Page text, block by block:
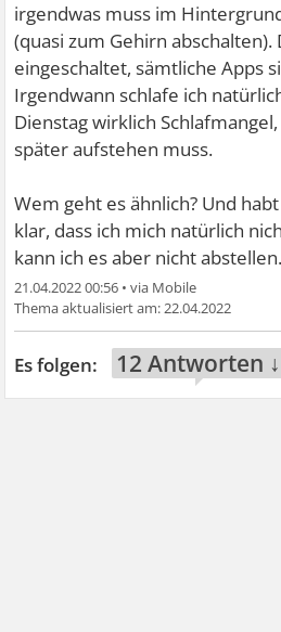
irgendwas muss im
(quasi zum Gehirn
eingeschaltet, sämtliche Apps
Irgendwann schlafe ich
Dienstag wirklich
später aufstehen muss.
Wem geht es ähnlich? Und
klar, dass ich mich natürlich
kann ich es aber nicht abstellen.
21.04.2022 00:56 •
22.04.2022
12 Antworten ↓